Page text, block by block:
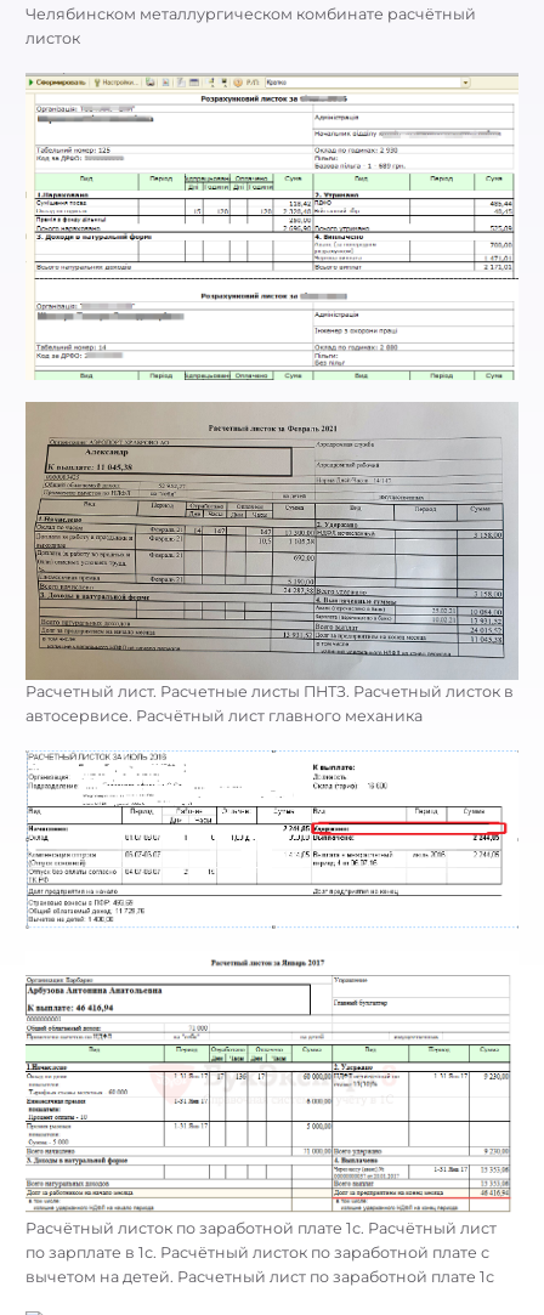
Челябинском металлургическом комбинате расчётный
листок
Расчетный лист. Расчетные листы ПНТЗ. Расчетный листок в
автосервисе. Расчётный лист главного механика
Расчётный листок по заработной плате 1с. Расчётный лист
по зарплате в 1с. Расчётный листок по заработной плате с
вычетом на детей. Расчетный лист по заработной плате 1с